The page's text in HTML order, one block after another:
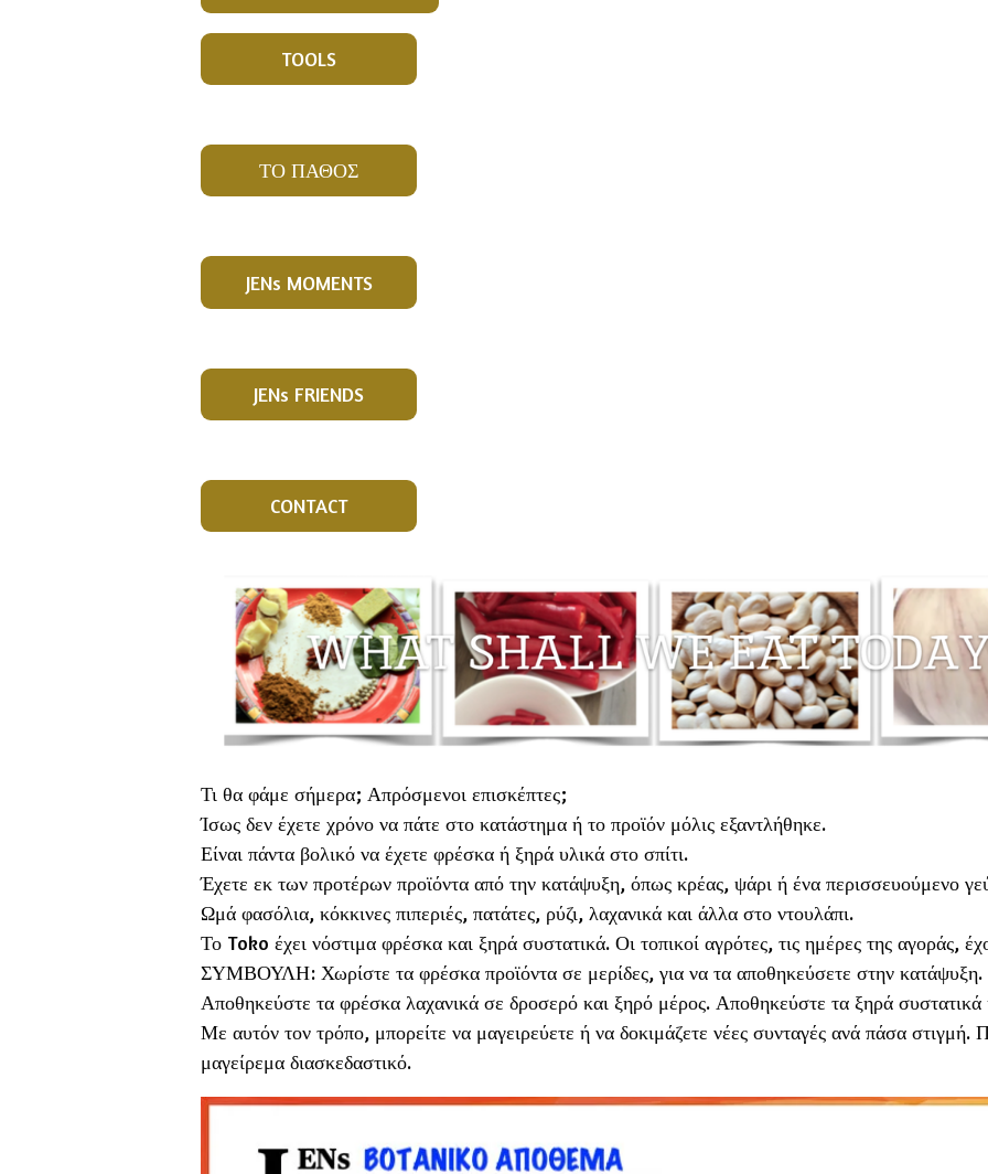
TOOLS
ΤΟ ΠΑΘΟΣ
JENs MOMENTS
JENs FRIENDS
CONTACT
Τι θα φάμε σήμερα; Απρόσμενοι επισκέπτες;
Ίσως δεν έχετε χρόνο να πάτε στο κατάστημα ή το προϊόν μόλις εξαντλήθηκε.
Είναι πάντα βολικό να έχετε φρέσκα ή ξηρά υλικά στο σπίτι.
Έχετε εκ των προτέρων προϊόντα από την κατάψυξη, όπως κρέας, ψάρι ή ένα περισσευούμενο
Ωμά φασόλια, κόκκινες πιπεριές, πατάτες, ρύζι, λαχανικά και άλλα στο ντουλάπι.
Το Toko έχει νόστιμα φρέσκα και ξηρά συστατικά. Οι τοπικοί αγρότες, τις ημέρες της αγοράς,
ΣΥΜΒΟΥΛΗ: Χωρίστε τα φρέσκα προϊόντα σε μερίδες, για να τα αποθηκεύσετε στην κατάψυξη.
Αποθηκεύστε τα φρέσκα λαχανικά σε δροσερό και ξηρό μέρος. Αποθηκεύστε τα ξηρά
Με αυτόν τον τρόπο, μπορείτε να μαγειρεύετε ή να δοκιμάζετε νέες συνταγές ανά πάσα στιγμή.
μαγείρεμα διασκεδαστικό.